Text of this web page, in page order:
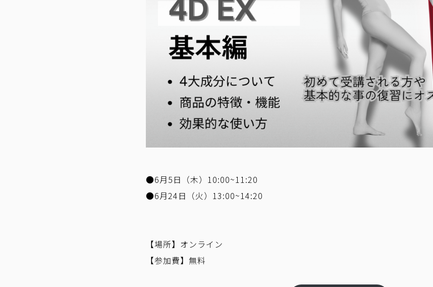
●6月5日（木）10:00~11:20
●6月24日（火）13:00~14:20
【場所】オンライン
【参加費】無料